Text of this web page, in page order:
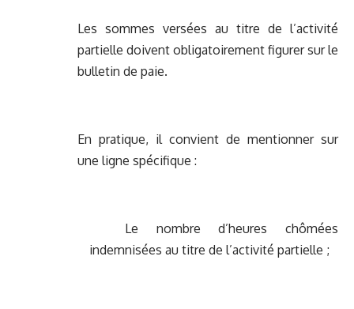
Les sommes versées au titre de l’activité
partielle doivent obligatoirement figurer sur le
bulletin de paie.
En pratique, il convient de mentionner sur
une ligne spécifique :
Le nombre d’heures chômées
indemnisées au titre de l’activité partielle ;